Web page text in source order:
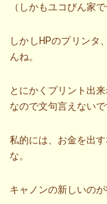
（しかもユコびん家
しかしHPのプリン
んね。
とにかくプリント出
なので文句言えないで
私的には、お金を出
な。
キャノンの新しいの